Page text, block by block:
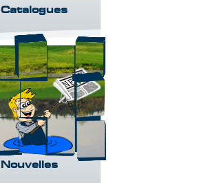
Catalogues
Nouvelles